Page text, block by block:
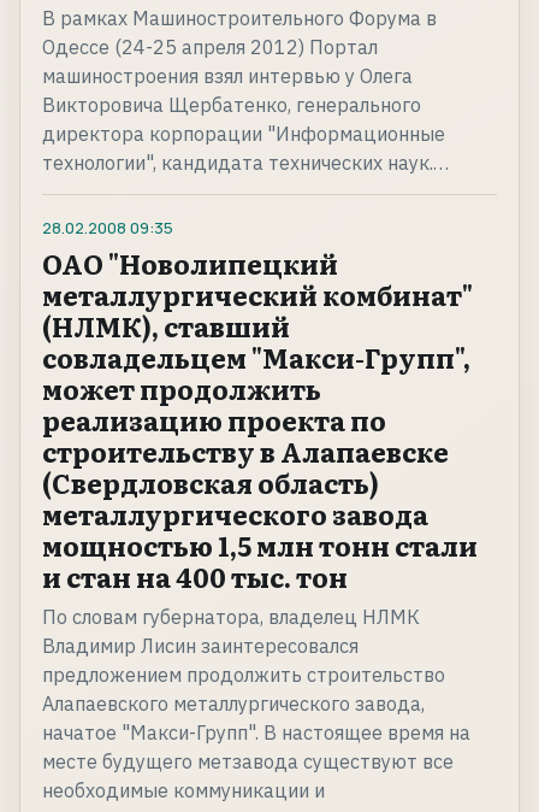
В рамках Машиностроительного Форума в
Одессе (24-25 апреля 2012) Портал
машиностроения взял интервью у Олега
Викторовича Щербатенко, генерального
директора корпорации "Информационные
технологии", кандидата технических наук.…
28.02.2008 09:35
ОАО "Новолипецкий
металлургический комбинат"
(НЛМК), ставший
совладельцем "Макси-Групп",
может продолжить
реализацию проекта по
строительству в Алапаевске
(Свердловская область)
металлургического завода
мощностью 1,5 млн тонн стали
и стан на 400 тыс. тон
По словам губернатора, владелец НЛМК
Владимир Лисин заинтересовался
предложением продолжить строительство
Алапаевского металлургического завода,
начатое "Макси-Групп". В настоящее время на
месте будущего метзавода существуют все
необходимые коммуникации и